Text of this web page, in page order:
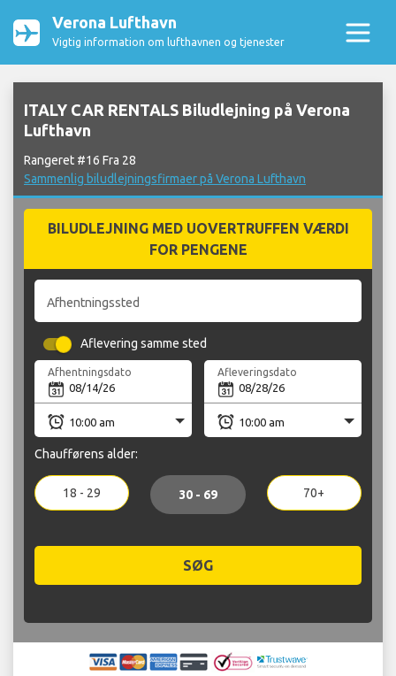
Verona Lufthavn
Vigtig information om lufthavnen og tjenester
ITALY CAR RENTALS Biludlejning på Verona
Lufthavn
Rangeret #16 Fra 28
Sammenlig biludlejningsfirmaer på Verona Lufthavn
BILUDLEJNING MED UOVERTRUFFEN VÆRDI
FOR PENGENE
Afhentningssted
Aflevering samme sted
Afhentningsdato Afleveringsdato
Chaufførens alder:
18 - 29 30 - 69 70+
SØG